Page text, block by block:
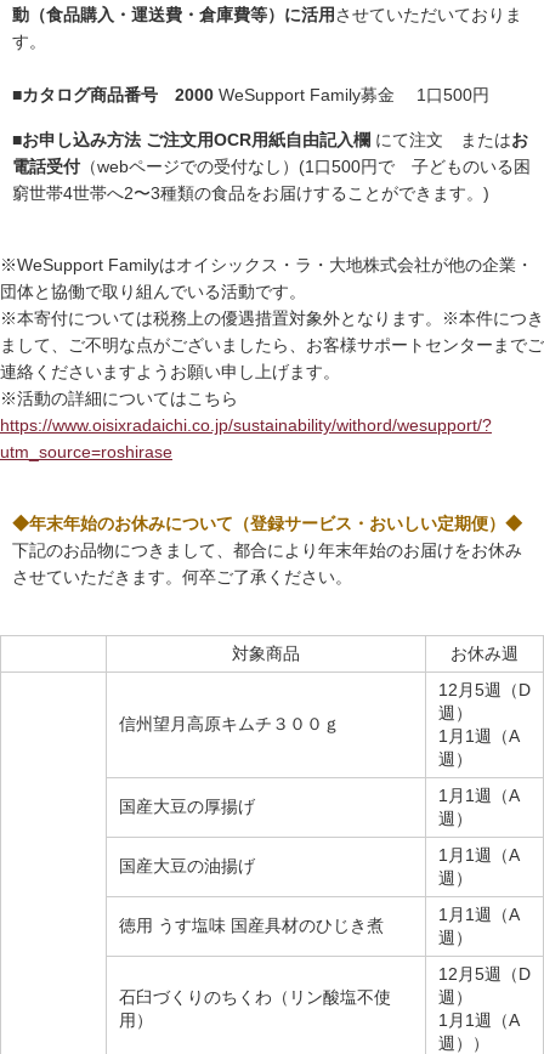
動（食品購入・運送費・倉庫費等）に活用させていただいておりま
す。
■カタログ商品番号 2000 WeSupport Family募金 1口500円
■お申し込み方法 ご注文用OCR用紙自由記入欄 にて注文 またはお
電話受付 （webページでの受付なし）(1口500円で 子どものいる困
窮世帯4世帯へ2〜3種類の食品をお届けすることができます。)
※WeSupport Familyはオイシックス・ラ・大地株式会社が他の企業・
団体と協働で取り組んでいる活動です。
※本寄付については税務上の優遇措置対象外となります。※本件につき
まして、ご不明な点がございましたら、お客様サポートセンターまでご
連絡くださいますようお願い申し上げます。
※活動の詳細についてはこちら
https://www.oisixradaichi.co.jp/sustainability/withord/wesupport/?
utm_source=roshirase
◆年末年始のお休みについて（登録サービス・おいしい定期便）◆
下記のお品物につきまして、都合により年末年始のお届けをお休み
させていただきます。何卒ご了承ください。
対象商品 お休み週
信州望月高原キムチ３００ｇ
12月5週（D
週）
1月1週（A
週）
国産大豆の厚揚げ
1月1週（A
週）
国産大豆の油揚げ
1月1週（A
週）
徳用 うす塩味 国産具材のひじき煮
1月1週（A
週）
石臼づくりのちくわ（リン酸塩不使
用）
12月5週（D
週）
1月1週（A
週））